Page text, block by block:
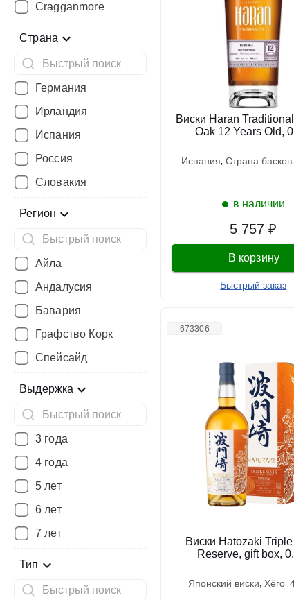
Cragganmore
Страна
Германия
Ирландия
Испания
Россия
Словакия
Регион
Айла
Андалусия
Бавария
Графство Корк
Спейсайд
Выдержка
3 года
4 года
5 лет
6 лет
7 лет
Тип
5 757 ₽
Виски Haran
Oak 12 Years Old,
испания страна басков
В корзину
Быстрый заказ
в наличии
673306
Виски Hatozaki
Reserve, gift box,
японский виски хёго